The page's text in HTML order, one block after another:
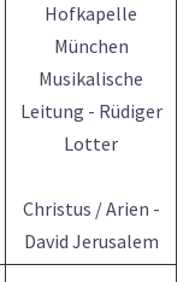
Hofkapelle
München
Musikalische
Leitung - Rüdiger
Lotter
Christus / Arien -
David Jerusalem